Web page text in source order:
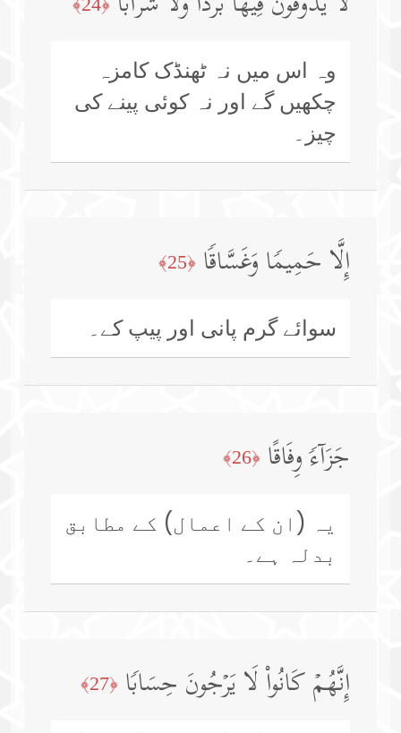
وہ اس میں نہ ٹھنڈک کامزہ
چکھیں گے اور نہ کوئی پینے کی
چیز۔
إِلَّا حَمِیمࣰا وَغَسَّاقࣰا ﴿25﴾
سوائے گرم پانی اور پیپ کے۔
جَزَاۤءࣰ وِفَاقًا ﴿26﴾
یہ (ان کے اعمال) کے مطابق
بدلہ ہے۔
إِنَّهُمۡ كَانُوا۟ لَا یَرۡجُونَ حِسَابࣰا ﴿27﴾